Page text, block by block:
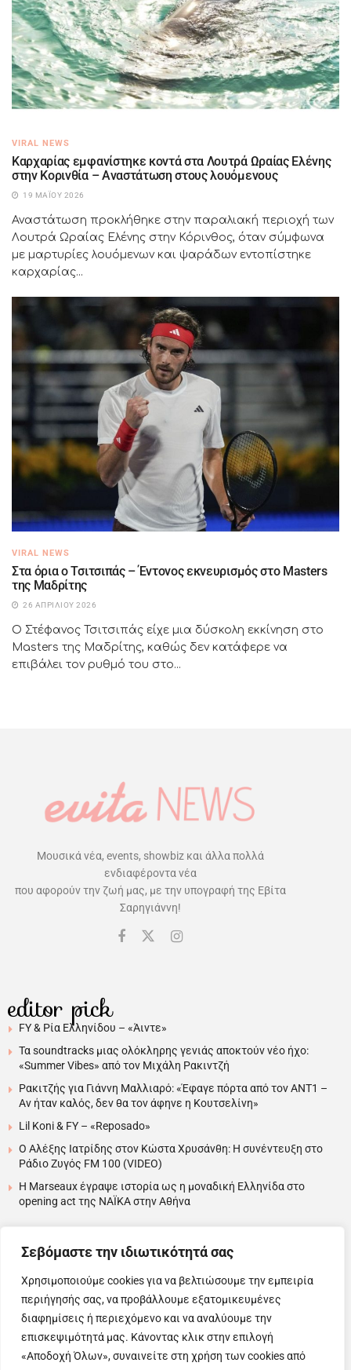
Σεβόμαστε την ιδιωτικότητά σας
Χρησιμοποιούμε cookies για να βελτιώσουμε την εμπειρία
περιήγησής σας, να προβάλλουμε εξατομικευμένες
διαφημίσεις ή περιεχόμενο και να αναλύουμε την
επισκεψιμότητά μας. Κάνοντας κλικ στην επιλογή
«Αποδοχή Όλων», συναινείτε στη χρήση των cookies από
VIRAL NEWS
Καρχαρίας εμφανίστηκε κοντά στα Λουτρά Ωραίας Ελένης
στην Κορινθία – Αναστάτωση στους λουόμενους
19 ΜΑΪ́ΟΥ 2026
Αναστάτωση προκλήθηκε στην παραλιακή περιοχή των
Λουτρά Ωραίας Ελένης στην Κόρινθος, όταν σύμφωνα
με μαρτυρίες λουόμενων και ψαράδων εντοπίστηκε
καρχαρίας...
VIRAL NEWS
Στα όρια ο Τσιτσιπάς – Έντονος εκνευρισμός στο Masters
της Μαδρίτης
26 ΑΠΡΙΛΊΟΥ 2026
Ο Στέφανος Τσιτσιπάς είχε μια δύσκολη εκκίνηση στο
Masters της Μαδρίτης, καθώς δεν κατάφερε να
επιβάλει τον ρυθμό του στο...
Μουσικά νέα, events, showbiz και άλλα πολλά
ενδιαφέροντα νέα
που αφορούν την ζωή μας, με την υπογραφή της Εβίτα
Σαρηγιάννη!
editor pick
FY & Ρία Ελληνίδου – «Άιντε»
Τα soundtracks μιας ολόκληρης γενιάς αποκτούν νέο ήχο:
«Summer Vibes» από τον Μιχάλη Ρακιντζή
Ρακιτζής για Γιάννη Μαλλιαρό: «Έφαγε πόρτα από τον ΑΝΤ1 –
Αν ήταν καλός, δεν θα τον άφηνε η Κουτσελίνη»
Lil Koni & FY – «Reposado»
Ο Αλέξης Ιατρίδης στον Κώστα Χρυσάνθη: Η συνέντευξη στο
Ράδιο Ζυγός FM 100 (VIDEO)
H Marseaux έγραψε ιστορία ως η μοναδική Ελληνίδα στο
opening act της NAÏKA στην Αθήνα
….
Copyright © 2025 Evita News. All Rights Reserved.
Όροι Χρήσης|Πολιτική Απορρήτου |Πολιτική Cookies